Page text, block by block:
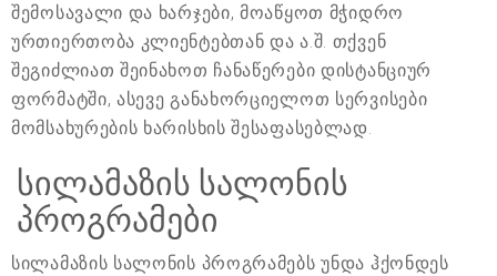
შემოსავალი და ხარჯები, მოაწყოთ მჭიდრო
ურთიერთობა კლიენტებთან და ა.შ. თქვენ
შეგიძლიათ შეინახოთ ჩანაწერები დისტანციურ
ფორმატში, ასევე განახორციელოთ სერვისები
მომსახურების ხარისხის შესაფასებლად.
სილამაზის სალონის
პროგრამები
სილამაზის სალონის პროგრამებს უნდა ჰქონდეს